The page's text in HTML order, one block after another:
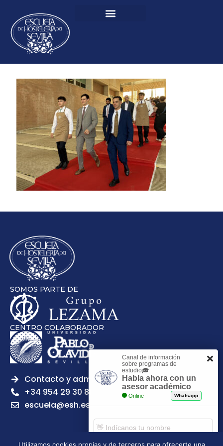
SOMOS PARTE DE
CENTRO COLABORADOR
Contacto y admisiones
+34 954 29 30 81
escuela@esh.es
Canal de información
sobre programas de
estudio🎓
Habla ahora con un
asesor académico
Online Whatsapp